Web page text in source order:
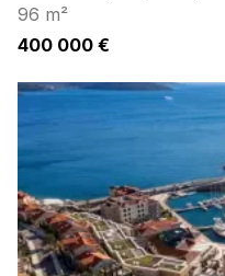
96 m²
400 000 €